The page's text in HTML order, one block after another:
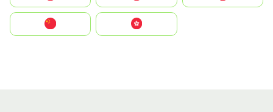
中國香港特別行政區